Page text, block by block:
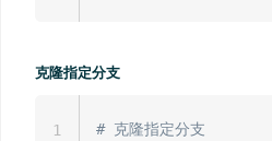
克隆指定分支
# 克隆指定分支
1